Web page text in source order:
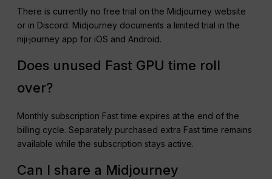
There is currently no free trial on the Midjourney website
or in Discord. Midjourney documents a limited trial in the
niji·journey app for iOS and Android.
Does unused Fast GPU time roll
over?
Monthly subscription Fast time expires at the end of the
billing cycle. Separately purchased extra Fast time remains
available while the subscription stays active.
Can I share a Midjourney